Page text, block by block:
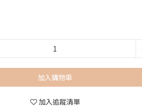
加入購物車
加入追蹤清單